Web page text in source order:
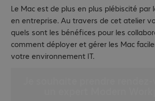
Le Mac est de plus en plus plébiscité par
en entreprise. Au travers de cet atelier
quels sont les bénéfices pour les
comment déployer et gérer les Mac
votre environnement IT.